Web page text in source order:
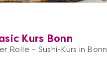
Kurs Bonn
Rolle – Sushi-Kurs in Bonn